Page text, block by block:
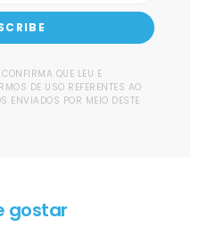
QUE LEU E
DE USO REFERENTES AO
ENVIADOS POR MEIO DESTE
gostar